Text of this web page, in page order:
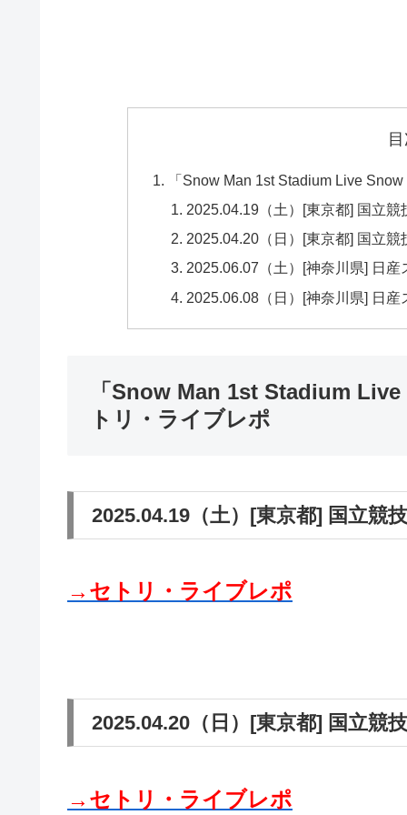
「Snow Man 1st Stadium Live
2025.04.19（土）[東京都] 国立
2025.04.20（日）[東京都] 国立
2025.06.07（土）[神奈川県] 日
2025.06.08（日）[神奈川県] 日
「Snow Man 1st Stadium
トリ・ライブレポ
2025.04.19（土）[東京都] 国立競
→セトリ・ライブレポ
2025.04.20（日）[東京都] 国立競
→セトリ・ライブレポ